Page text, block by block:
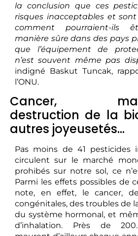
la conclusion que ces
risques inacceptables et
comment pourraient-ils
manière sûre dans des pays
que l’équipement de
n’est souvent même pas
indigné Baskut Tuncak,
l’ONU.
Cancer,
destruction de la
autres joyeusetés…
Pas moins de 41 pesticides
circulent sur le marché
prohibés sur notre sol, ce
Parmi les effets possibles de
note, en effet, le cancer,
congénitales, des troubles de
du système hormonal, et
d’inhalation. Près de